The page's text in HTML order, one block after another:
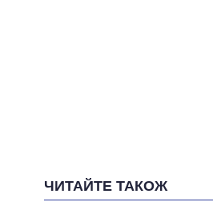
ЧИТАЙТЕ ТАКОЖ